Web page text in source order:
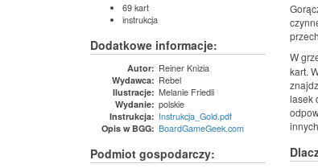
69 kart
instrukcja
Dodatkowe informacje:
Autor: Reiner Knizia
Wydawca: Rebel
Ilustracje: Melanie Friedli
Wydanie: polskie
Instrukcja: Instrukcja_Gold.pdf
Opis w BGG: BoardGameGeek.com
Podmiot gospodarczy:
W
kart.
lasek